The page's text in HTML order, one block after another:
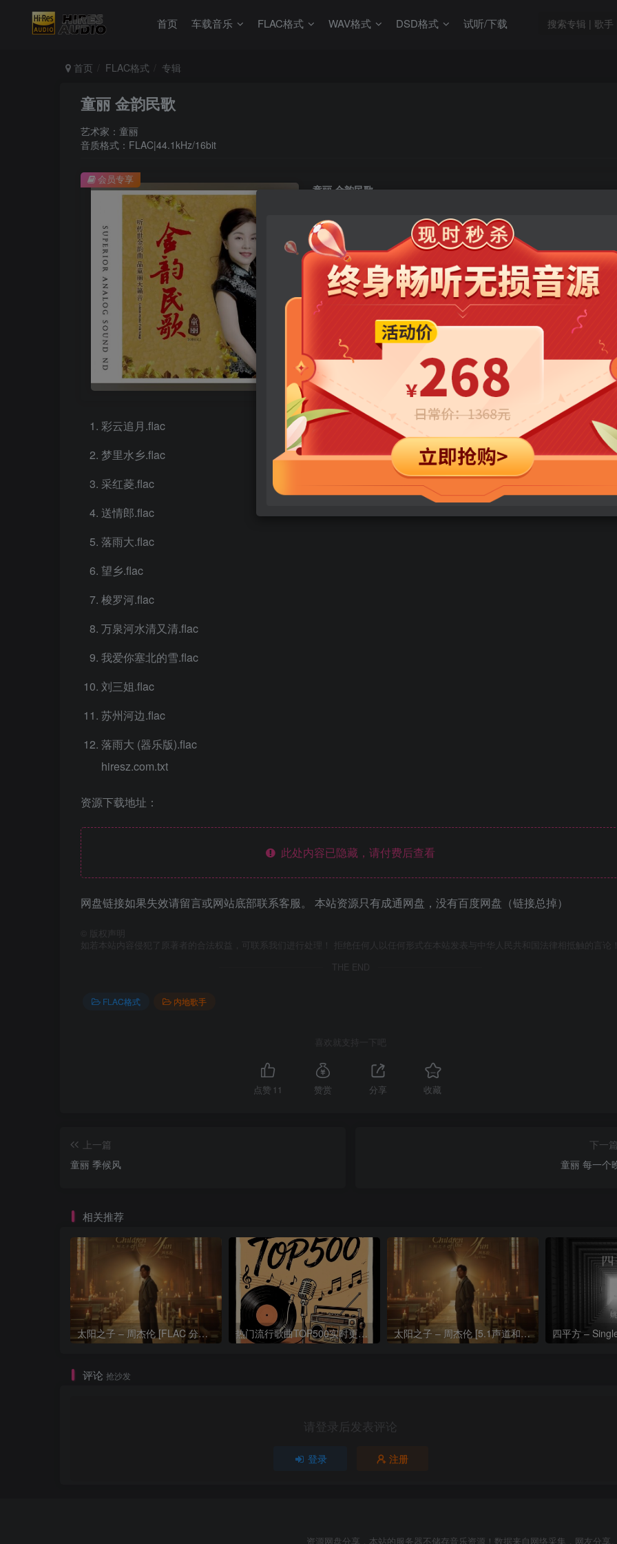
首页 车载音乐 FLAC格式 WAV格式 DSD格式 试听/下载
首页 FLAC格式 专辑
童丽 金韵民歌
艺术家：童丽
音质格式：FLAC|44.1kHz/16bit
童丽 金韵民歌
此内容为会员专享，请付费后查看
9.9 限时特惠
￥99
免费
您当前未登录！建议登陆后购买，可保存购买订单
会员专享
彩云追月.flac
梦里水乡.flac
采红菱.flac
送情郎.flac
落雨大.flac
望乡.flac
梭罗河.flac
万泉河水清又清.flac
我爱你塞北的雪.flac
刘三姐.flac
苏州河边.flac
落雨大 (器乐版).flac
hiresz.com.txt
资源下载地址：
此处内容已隐藏，请付费后查看
网盘链接如果失效请留言或网站底部联系客服。 本站资源只有成通网盘，没有百度网盘（链接总掉）
版权声明
如若本站内容侵犯了原著者的合法权益，可联系我们进行处理！ 拒绝任何人以任何形式在本站发表与中华人民共和国法律相抵触的言论！
THE END
FLAC格式 内地歌手
喜欢就支持一下吧
点赞 11 赞赏 分享 收藏
上一篇
童丽 季候风
下一篇
童丽 每一个
相关推荐
太阳之子 – 周杰伦 [FLAC 分轨 192Khz 24bit] 热门流行歌曲TOP500实时更新192khz/24bit【母带音质】 太阳之子 – 周杰伦 [5.1声道和192k母带] 四平方 –
评论 抢沙发
请登录后发表评论
登录 注册
资源网盘分享，本站的服务器不储存音乐资源！数据来自网络采集，网友分享。